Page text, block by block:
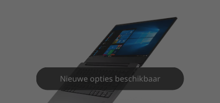
Nieuwe opties beschikbaar